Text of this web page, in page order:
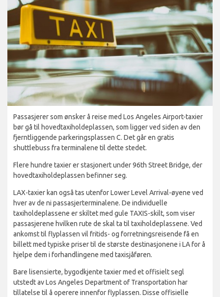
Passasjerer som ønsker å reise med Los Angeles Airport-taxier
bør gå til hovedtaxiholdeplassen, som ligger ved siden av den
fjerntliggende parkeringsplassen C. Det går en gratis
shuttlebuss fra terminalene til dette stedet.
Flere hundre taxier er stasjonert under 96th Street Bridge, der
hovedtaxiholdeplassen befinner seg.
LAX-taxier kan også tas utenfor Lower Level Arrival-øyene ved
hver av de ni passasjerterminalene. De individuelle
taxiholdeplassene er skiltet med gule TAXIS-skilt, som viser
passasjerene hvilken rute de skal ta til taxiholdeplassene. Ved
ankomst til flyplassen vil fritids- og forretningsreisende få en
billett med typiske priser til de største destinasjonene i LA for å
hjelpe dem i forhandlingene med taxisjåføren.
Bare lisensierte, bygodkjente taxier med et offisielt segl
utstedt av Los Angeles Department of Transportation har
tillatelse til å operere innenfor flyplassen. Disse offisielle